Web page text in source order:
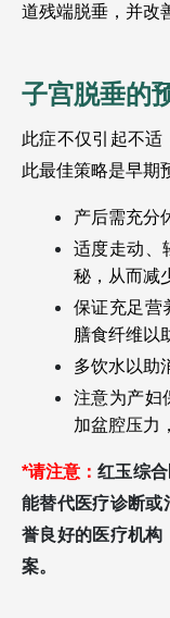
道残端脱垂，并改
子宫脱垂的
此症不仅引起不适
此最佳策略是早期
产后需充分
适度走动、
秘，从而减
保证充足营
膳食纤维以
多饮水以助
注意为产妇
加盆腔压力
*请注意：红玉综
能替代医疗诊断或
誉良好的医疗机构
案。